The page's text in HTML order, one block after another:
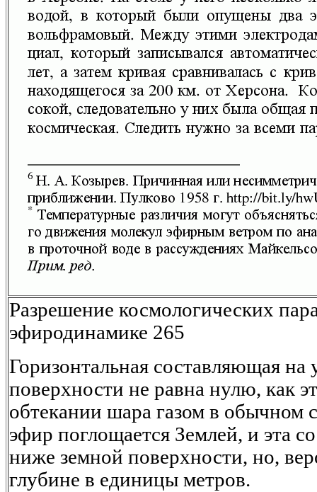
Разрешение космологических
эфиродинамике 265
Горизонтальная составляющая на
поверхности не равна нулю, как
обтекании шара газом в обычном
эфир поглощается Землей, и эта
ниже земной поверхности, но,
глубине в единицы метров.